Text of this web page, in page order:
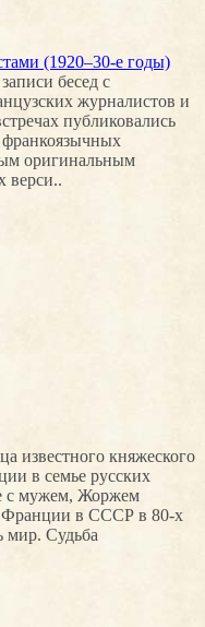
(1920–30-е годы)
бесед с
журналистов и
публиковались
оригинальным
верси..
известного княжеского
в семье русских
с мужем, Жоржем
Франции в СССР в 80-х
мир. Судьба